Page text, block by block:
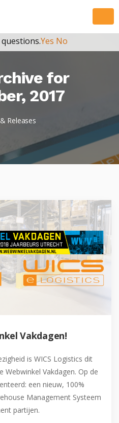
for
2017
Releases
Vakdagen!
is WICS Logistics dit
Vakdagen. Op de
een nieuw, 100%
Management Systeem
partijen.
your activities? We take your
see our privacy policy for
Yes No